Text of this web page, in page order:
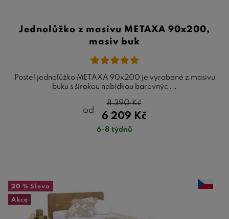
Jednolůžko z masivu METAXA 90x200,
masiv buk
Postel jednolůžko METAXA 90x200 je vyrobené z masivu
buku s širokou nabídkou barevnýc ...
od
6 209 Kč
8 390Kč
6-8 týdnů
20 % Sleva
Akce